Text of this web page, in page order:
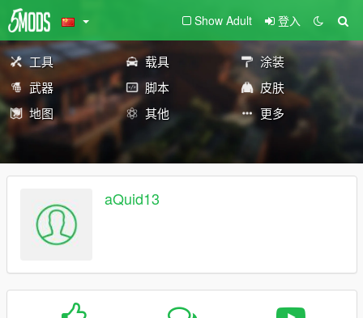
Show Adult 登入
工具 载具
涂装
武器
脚本
皮肤
地图
其他 更多
aQuid13